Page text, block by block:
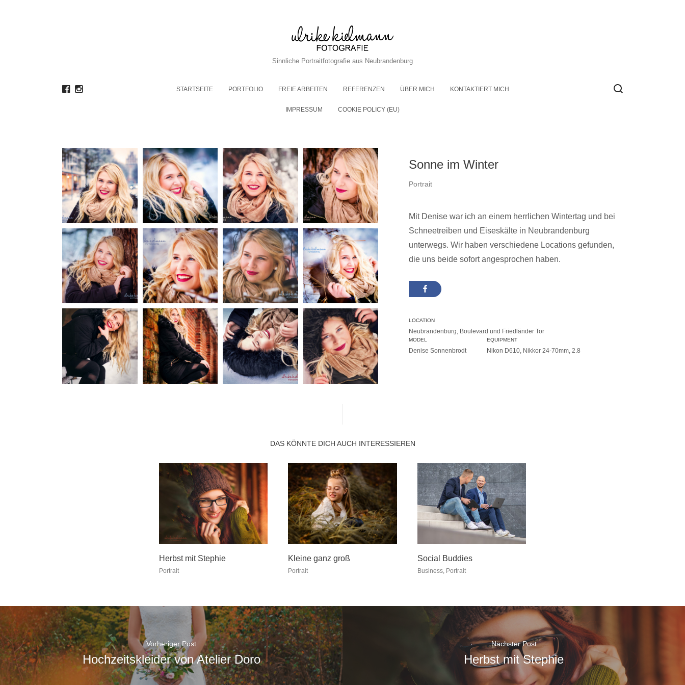
Sinnliche Portraitfotografie aus Neubrandenburg
STARTSEITE PORTFOLIO FREIE ARBEITEN REFERENZEN ÜBER MICH KONTAKTIERT MICH
IMPRESSUM COOKIE POLICY (EU)
Sonne im Winter
Portrait
Mit Denise war ich an einem herrlichen Wintertag und bei
Schneetreiben und Eiseskälte in Neubrandenburg
unterwegs. Wir haben verschiedene Locations gefunden,
die uns beide sofort angesprochen haben.
LOCATION
Neubrandenburg, Boulevard und Friedländer Tor
MODEL
Denise Sonnenbrodt
EQUIPMENT
Nikon D610, Nikkor 24-70mm, 2.8
DAS KÖNNTE DICH AUCH INTERESSIEREN
Herbst mit Stephie
Portrait
Kleine ganz groß
Portrait
Social Buddies
Business, Portrait
Vorheriger Post
Hochzeitskleider von Atelier Doro
Nächster Post
Herbst mit Stephie